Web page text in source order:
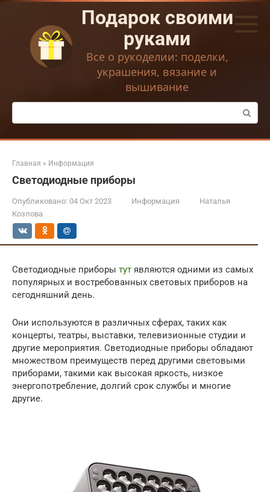
Перейти
контенту
Подарок своими
руками
Все о рукоделии: поделки,
украшения, вязание и
вышивание
Поиск:
Главная » Информация
Светодиодные приборы
Опубликовано: 04 Окт 2023 Информация
Наталья
Козлова
Светодиодные приборы тут являются одними из самых
популярных и востребованных световых приборов на
сегодняшний день.
Они используются в различных сферах, таких как
концерты, театры, выставки, телевизионные студии и
другие мероприятия. Светодиодные приборы обладают
множеством преимуществ перед другими световыми
приборами, такими как высокая яркость, низкое
энергопотребление, долгий срок службы и многие
другие.